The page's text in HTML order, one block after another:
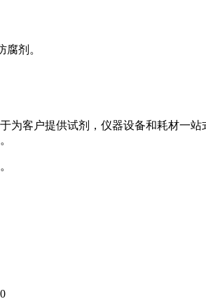
腐剂。
为客户提供试剂，仪器设备和耗材一